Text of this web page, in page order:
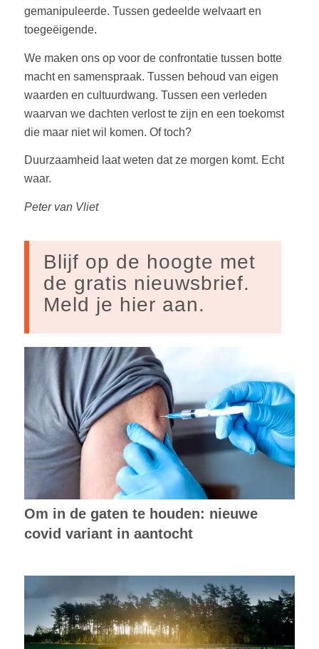
gemanipuleerde. Tussen gedeelde welvaart en
toegeëigende.
We maken ons op voor de confrontatie tussen botte
macht en samenspraak. Tussen behoud van eigen
waarden en cultuurdwang. Tussen een verleden
waarvan we dachten verlost te zijn en een toekomst
die maar niet wil komen. Of toch?
Duurzaamheid laat weten dat ze morgen komt. Echt
waar.
Peter van Vliet
Blijf op de hoogte met
de gratis nieuwsbrief.
Meld je hier aan.
Om in de gaten te houden: nieuwe
covid variant in aantocht